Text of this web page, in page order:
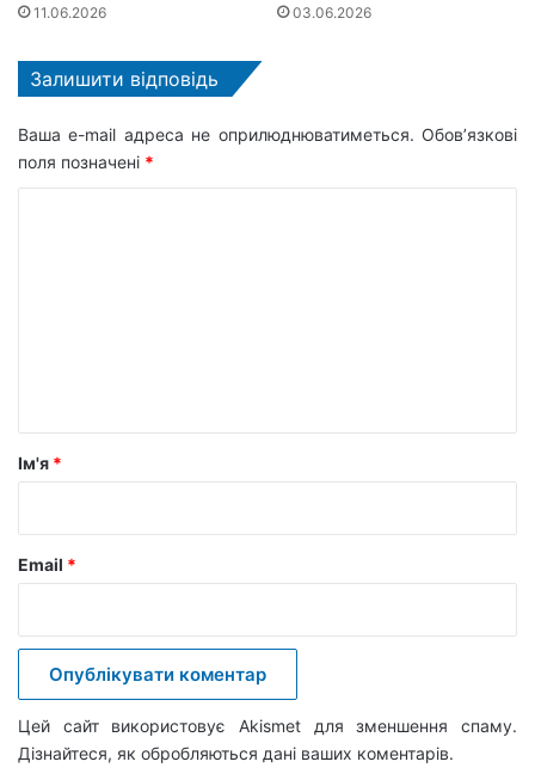
11.06.2026 03.06.2026
Залишити відповідь
Ваша e-mail адреса не оприлюднюватиметься. Обов’язкові
поля позначені *
р
Ім'я *
Email *
Цей сайт використовує Akismet для зменшення спаму.
Дізнайтеся, як обробляються дані ваших коментарів.